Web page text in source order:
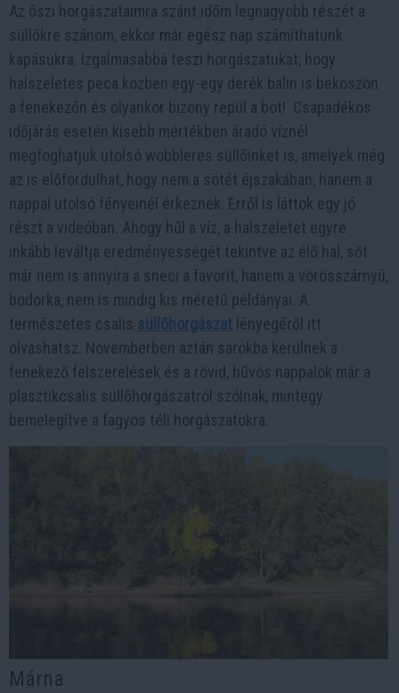
Az őszi horgászataimra szánt időm legnagyobb részét a
süllőkre szánom, ekkor már egész nap számíthatunk
kapásukra. Izgalmasabbá teszi horgászatukat, hogy
halszeletes peca közben egy-egy derék balin is beköszön
a fenekezőn és olyankor bizony repül a bot! Csapadékos
időjárás esetén kisebb mértékben áradó víznél
megfoghatjuk utolsó wobbleres süllőinket is, amelyek még
az is előfordulhat, hogy nem a sötét éjszakában, hanem a
nappal utolsó fényeinél érkeznek. Erről is láttok egy jó
részt a videóban. Ahogy hűl a víz, a halszeletet egyre
inkább leváltja eredményességét tekintve az élő hal, sőt
már nem is annyira a sneci a favorit, hanem a vörösszárnyú,
bodorka, nem is mindig kis méretű példányai. A
természetes csalis süllőhorgászat lényegéről itt
olvashatsz. Novemberben aztán sarokba kerülnek a
fenekező felszerelések és a rövid, hűvös nappalok már a
plasztikcsalis süllőhorgászatról szólnak, mintegy
bemelegítve a fagyos téli horgászatokra.
Márna